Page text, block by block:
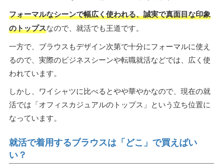
フォーマルなシーンで幅広く使われる、誠実で真面目な印象
のトップスなので、就活でも王道です。
一方で、ブラウスもデザイン次第で十分にフォーマルに使え
るので、実際のビジネスシーンや転職就活などでは、広く使
われています。
しかし、ワイシャツに比べるとやや華やかなので、現在の就
活では「オフィスカジュアルのトップス」という立ち位置に
なっています。
就活で着用するブラウスは「どこ」で買えばい
い？